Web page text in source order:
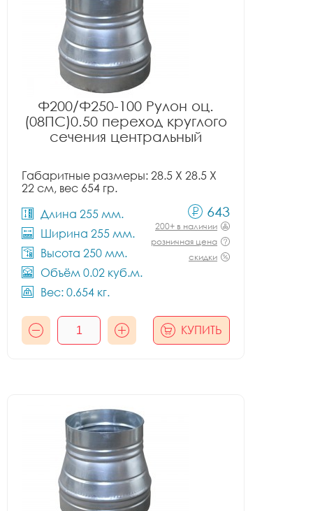
Ф200/Ф250-100 Рулон оц.
(08ПС)0.50 переход круглого
сечения центральный
Габаритные размеры: 28.5 X 28.5 X
22 см, вес 654 гр.
Длина 255 мм.
Ширина 255 мм.
Высота 250 мм.
Объём 0.02 куб.м.
Вес: 0.654 кг.
643
200+ в наличии
розничная цена
скидки
КУПИТЬ